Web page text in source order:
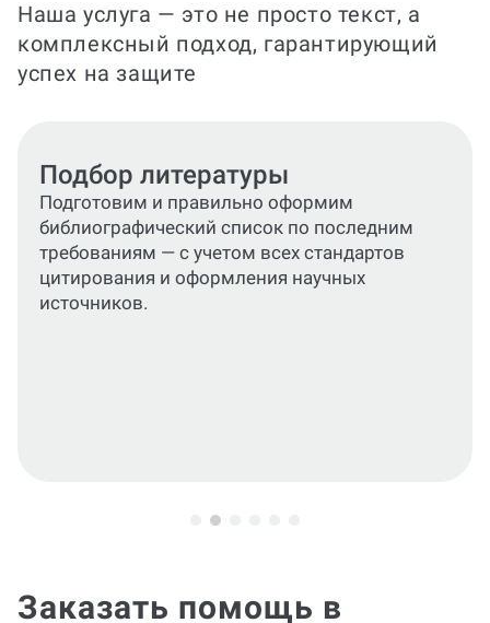
Наша услуга — это не просто текст, а
комплексный подход, гарантирующий
успех на защите
Текст работы
Подготовим уникальное содержание для
каждого раздела — введения,
теоретической, практической частей и
заключения.
Заказать помощь в